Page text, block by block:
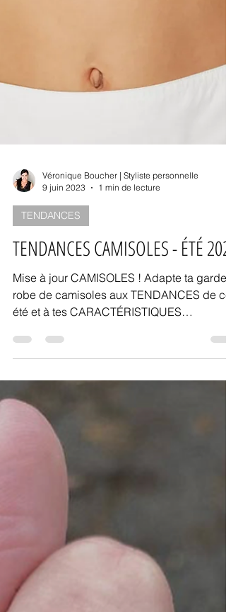
Véronique Boucher | Styliste personnelle
9 juin 2023
TENDANCES
TENDANCES CAMISOLES - ÉTÉ 2023
Mise à jour CAMISOLES ! Adapte ta garde-
été et à tes CARACTÉRISTIQUES
MORPHOLOGIQUES !!